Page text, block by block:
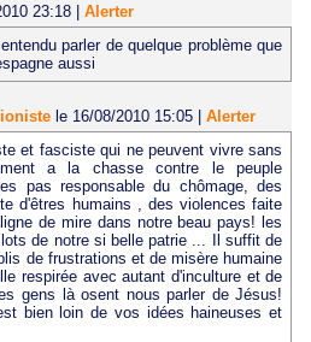
23:18
Alerter
parler de quelque problème que
aussi
le 16/08/2010 15:05
Alerter
et fasciste qui ne peuvent vivre sans
a la chasse contre le peuple
pas responsable du chômage, des
d'êtres humains , des violences faite
de mire dans notre beau pays! les
de notre si belle patrie ... Il suffit de
de frustrations et de misère humaine
respirée avec autant d'inculture et de
gens là osent nous parler de Jésus!
bien loin de vos idées haineuses et